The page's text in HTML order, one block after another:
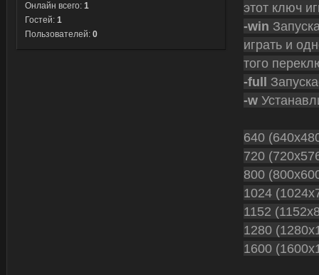
этот ключ
-win
играть и
того
-full
-w
640
720
800
1024
1152
1280
1600
Онлайн всего: 1
Гостей: 1
Пользователей: 0